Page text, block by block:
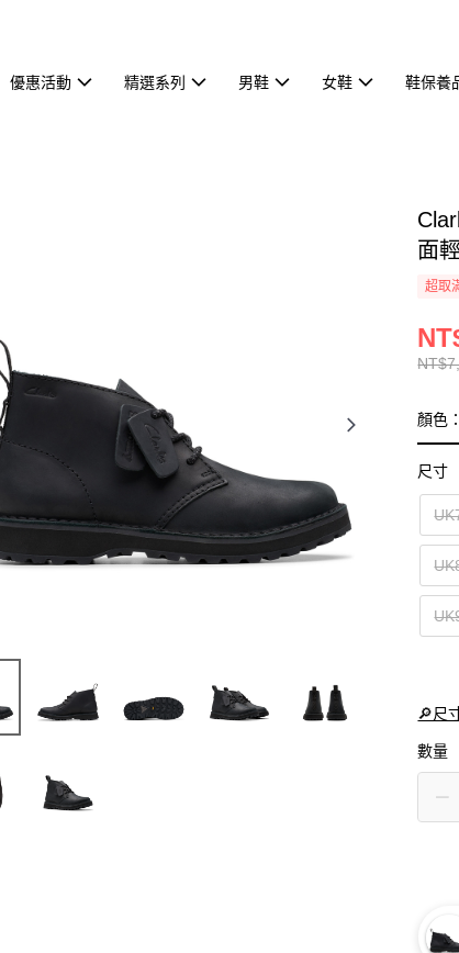
優惠活動 精選系列 男鞋 女鞋 鞋保養
面
超取
顏色
尺寸
🔎尺
數量